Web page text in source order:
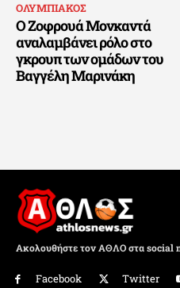
ΟΛΥΜΠΙΑΚΟΣ
Ο Ζοφρουά Μονκαντά
αναλαμβάνει ρόλο στο
γκρουπ των ομάδων του
Βαγγέλη Μαρινάκη
Ακολουθήστε τον ΑΘΛΟ στα social
Facebook Twitter